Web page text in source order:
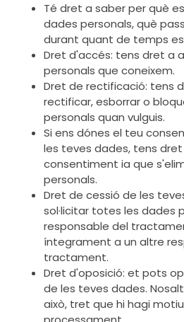
Té dret a saber per què
dades personals, què
durant quant de temps
Dret d'accés: tens dret a
personals que coneixem.
Dret de rectificació: tens
rectificar, esborrar o
personals quan vulguis.
Si ens dónes el teu
les teves dades, tens
consentiment ia que
personals.
Dret de cessió de les
sol·licitar totes les dades
responsable del
íntegrament a un altre
tractament.
Dret d'oposició: et pots
de les teves dades.
això, tret que hi hagi